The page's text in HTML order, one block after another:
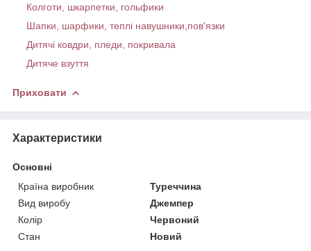
Колготи, шкарпетки, гольфики
Шапки, шарфики, теплі навушники,пов'язки
Дитячі ковдри, пледи, покривала
Дитяче взуття
Приховати
Характеристики
Основні
Країна виробник
Туреччина
Вид виробу
Джемпер
Колір
Червоний
Стан
Новий